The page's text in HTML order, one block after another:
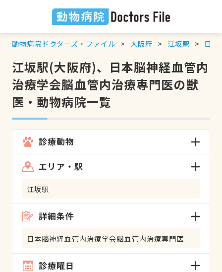
動物病院ドクターズ・ファイル 大阪府 江坂駅 日
江坂駅(大阪府)、日本脳神経血管内
治療学会脳血管内治療専門医の獣
医・動物病院一覧
診療動物
エリア・駅
江坂駅
詳細条件
日本脳神経血管内治療学会脳血管内治療専門医
診療曜日